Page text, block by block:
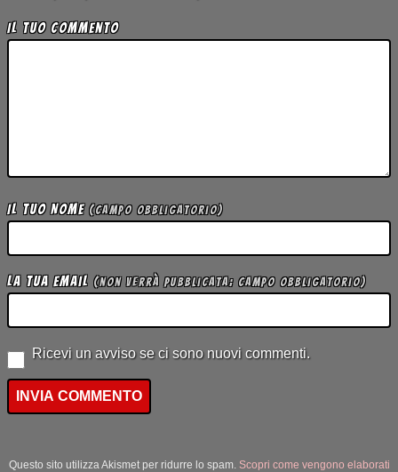
Il tuo Commento
Il tuo Nome (campo obbligatorio)
La tua Email (non verrà pubblicata; campo obbligatorio)
Ricevi un avviso se ci sono nuovi commenti.
Questo sito utilizza Akismet per ridurre lo spam. Scopri come vengono elaborati